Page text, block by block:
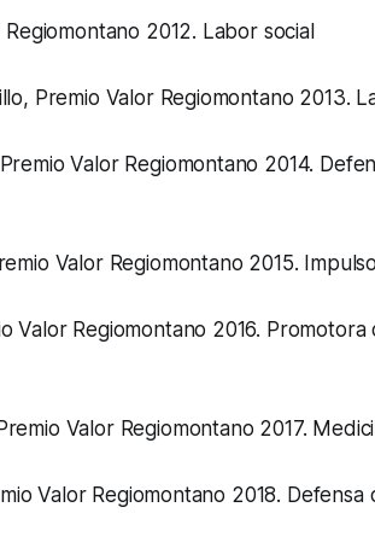
2012. Labor social
Premio Valor Regiomontano 2013.
Valor Regiomontano 2014.
Valor Regiomontano 2015.
Valor Regiomontano 2016.
Valor Regiomontano 2017.
Valor Regiomontano 2018.